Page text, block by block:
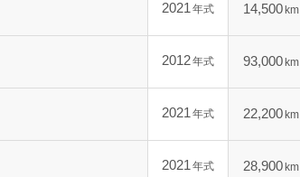
2021 年式 14,500 km
2012年式 93,000 km
2021 年式 22,200 km
2021 年式 28,900 km